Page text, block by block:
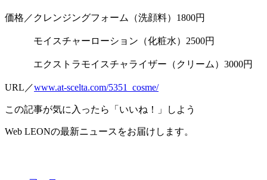
価格／クレンジングフォーム（洗顔料）1800円
モイスチャーローション（化粧水）2500円
エクストラモイスチャライザー（クリーム）3000円
URL／www.at-scelta.com/5351_cosme/
この記事が気に入ったら「いいね！」しよう
Web LEONの最新ニュースをお届けします。